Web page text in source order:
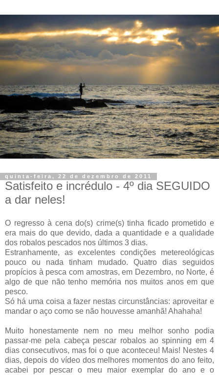
quinta-feira, 22 de dezembro de 2011
Satisfeito e incrédulo - 4º dia SEGUIDO
a dar neles!
O regresso à cena do(s) crime(s) tinha ficado prometido e
era mais do que devido, dada a quantidade e a qualidade
dos robalos pescados nos últimos 3 dias.
Estranhamente, as excelentes condições metereológicas
pouco ou nada tinham mudado. Quatro dias seguidos
propícios à pesca com amostras, em Dezembro, no Norte, é
algo de que não tenho memória nos muitos anos em que
pesco.
Só há uma coisa a fazer nestas circunstâncias: aproveitar e
mandar o aço como se não houvesse amanhã! Ahahaha!
Muito honestamente nem no meu melhor sonho podia
passar-me pela cabeça pescar robalos ao spinning em 4
dias consecutivos, mas foi o que aconteceu! Mais! Nestes 4
dias, depois do vídeo dos melhores momentos do ano feito,
acabei por pescar o meu maior exemplar do ano e o